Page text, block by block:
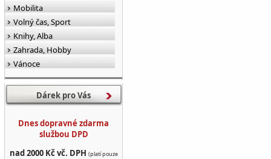
Mobilita
Volný čas, Sport
Knihy, Alba
Zahrada, Hobby
Vánoce
Dárek pro Vás
Dnes dopravné zdarma
službou DPD
nad 2000 Kč vč. DPH (platí pouze